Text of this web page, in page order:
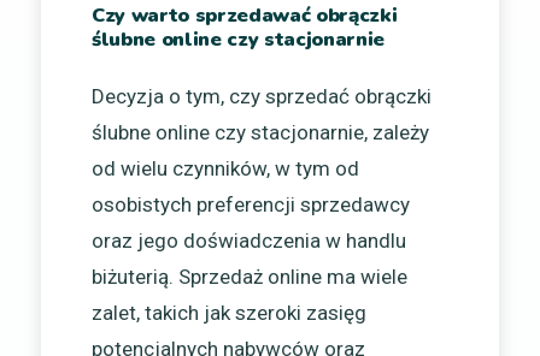
Czy warto sprzedawać obrączki
ślubne online czy stacjonarnie
Decyzja o tym, czy sprzedać obrączki
ślubne online czy stacjonarnie, zależy
od wielu czynników, w tym od
osobistych preferencji sprzedawcy
oraz jego doświadczenia w handlu
biżuterią. Sprzedaż online ma wiele
zalet, takich jak szeroki zasięg
potencjalnych nabywców oraz